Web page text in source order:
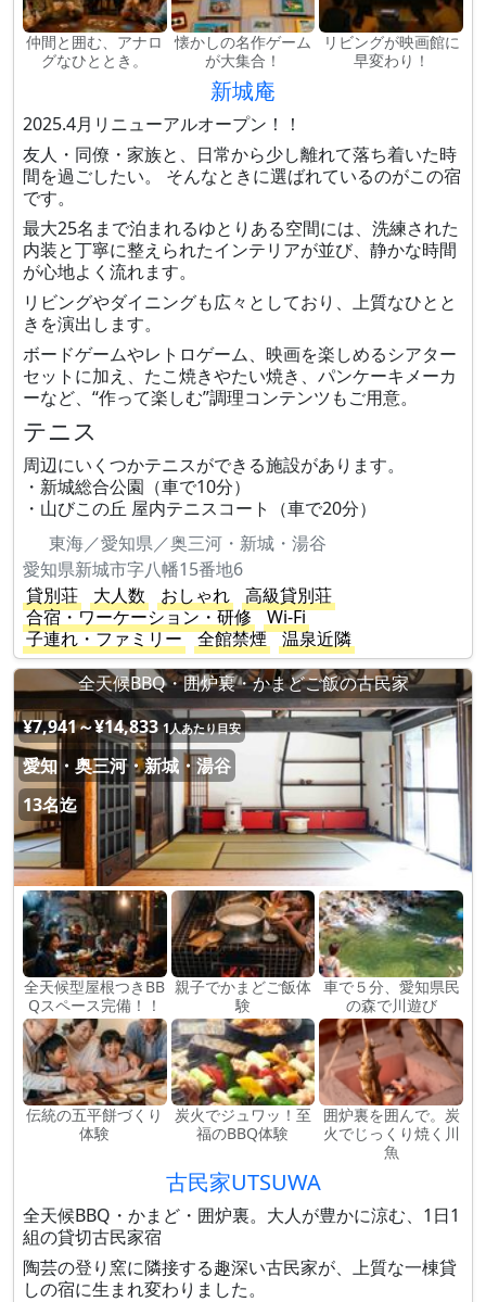
仲間と囲む、アナロ
グなひととき。
懐かしの名作ゲーム
が大集合！
リビングが映画館に
早変わり！
新城庵
2025.4月リニューアルオープン！！
友人・同僚・家族と、日常から少し離れて落ち着いた時
間を過ごしたい。 そんなときに選ばれているのがこの宿
です。
最大25名まで泊まれるゆとりある空間には、洗練された
内装と丁寧に整えられたインテリアが並び、静かな時間
が心地よく流れます。
リビングやダイニングも広々としており、上質なひとと
きを演出します。
ボードゲームやレトロゲーム、映画を楽しめるシアター
セットに加え、たこ焼きやたい焼き、パンケーキメーカ
ーなど、“作って楽しむ”調理コンテンツもご用意。
テニス
周辺にいくつかテニスができる施設があります。
・新城総合公園（車で10分）
・山びこの丘 屋内テニスコート（車で20分）
東海／愛知県／奥三河・新城・湯谷
愛知県新城市字八幡15番地6
貸別荘
大人数 おしゃれ
高級貸別荘
合宿・ワーケーション・研修
Wi-Fi
子連れ・ファミリー
全館禁煙
温泉近隣
全天候BBQ・囲炉裏・かまどご飯の古民家
¥7,941～¥14,833 1人あたり目安
愛知・奥三河・新城・湯谷
13名迄
全天候型屋根つきBB
Qスペース完備！！
親子でかまどご飯体
験
車で５分、愛知県民
の森で川遊び
伝統の五平餅づくり
体験
炭火でジュワッ！至
福のBBQ体験
囲炉裏を囲んで。炭
火でじっくり焼く川
魚
古民家UTSUWA
全天候BBQ・かまど・囲炉裏。大人が豊かに涼む、1日1
組の貸切古民家宿
陶芸の登り窯に隣接する趣深い古民家が、上質な一棟貸
しの宿に生まれ変わりました。